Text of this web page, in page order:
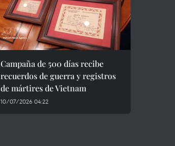
Campaña de 500 días recibe
recuerdos de guerra y registros
de mártires de Vietnam
10/07/2026 04:22